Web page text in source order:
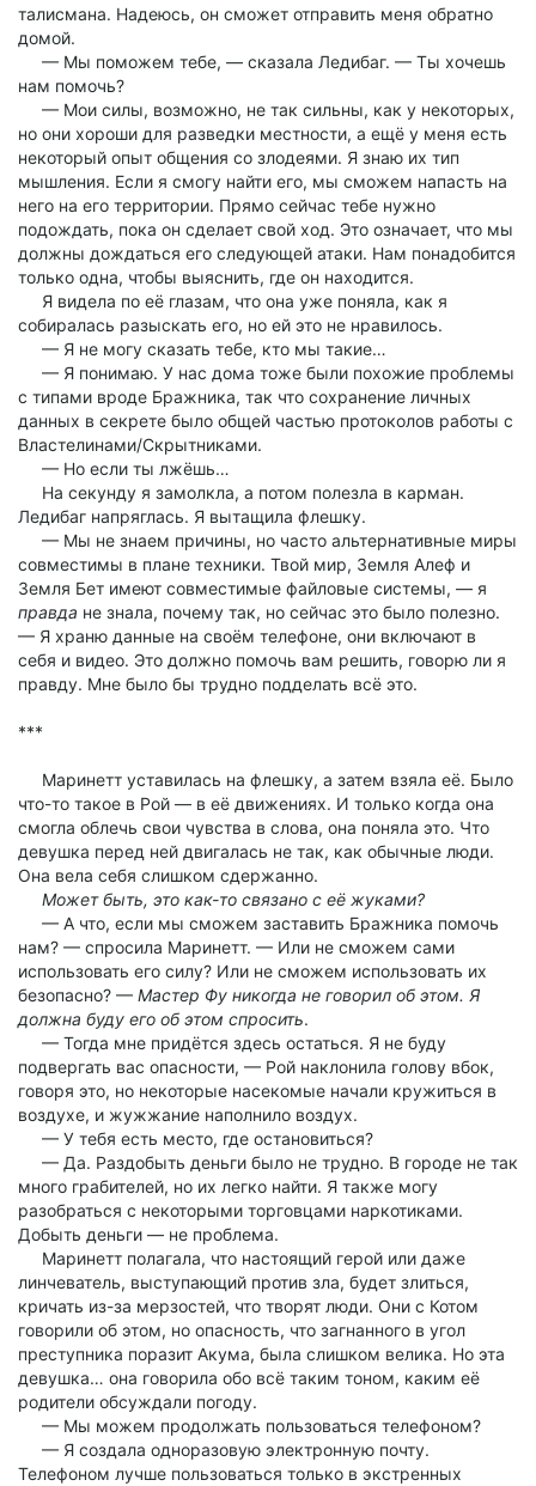
талисмана. Надеюсь, он сможет отправить меня обратно
домой.
— Мы поможем тебе, — сказала Ледибаг. — Ты хочешь
нам помочь?
— Мои силы, возможно, не так сильны, как у некоторых,
но они хороши для разведки местности, а ещё у меня есть
некоторый опыт общения со злодеями. Я знаю их тип
мышления. Если я смогу найти его, мы сможем напасть на
него на его территории. Прямо сейчас тебе нужно
подождать, пока он сделает свой ход. Это означает, что мы
должны дождаться его следующей атаки. Нам понадобится
только одна, чтобы выяснить, где он находится.
Я видела по её глазам, что она уже поняла, как я
собиралась разыскать его, но ей это не нравилось.
— Я не могу сказать тебе, кто мы такие…
— Я понимаю. У нас дома тоже были похожие проблемы
с типами вроде Бражника, так что сохранение личных
данных в секрете было общей частью протоколов работы с
Властелинами/Скрытниками.
— Но если ты лжёшь…
На секунду я замолкла, а потом полезла в карман.
Ледибаг напряглась. Я вытащила флешку.
— Мы не знаем причины, но часто альтернативные миры
совместимы в плане техники. Твой мир, Земля Алеф и
Земля Бет имеют совместимые файловые системы, — я
правда не знала, почему так, но сейчас это было полезно.
— Я храню данные на своём телефоне, они включают в
себя и видео. Это должно помочь вам решить, говорю ли я
правду. Мне было бы трудно подделать всё это.
***
Маринетт уставилась на флешку, а затем взяла её. Было
что-то такое в Рой — в её движениях. И только когда она
смогла облечь свои чувства в слова, она поняла это. Что
девушка перед ней двигалась не так, как обычные люди.
Она вела себя слишком сдержанно.
Может быть, это как-то связано с её жуками?
— А что, если мы сможем заставить Бражника помочь
нам? — спросила Маринетт. — Или не сможем сами
использовать его силу? Или не сможем использовать их
безопасно? — Мастер Фу никогда не говорил об этом. Я
должна буду его об этом спросить.
— Тогда мне придётся здесь остаться. Я не буду
подвергать вас опасности, — Рой наклонила голову вбок,
говоря это, но некоторые насекомые начали кружиться в
воздухе, и жужжание наполнило воздух.
— У тебя есть место, где остановиться?
— Да. Раздобыть деньги было не трудно. В городе не так
много грабителей, но их легко найти. Я также могу
разобраться с некоторыми торговцами наркотиками.
Добыть деньги — не проблема.
Маринетт полагала, что настоящий герой или даже
линчеватель, выступающий против зла, будет злиться,
кричать из-за мерзостей, что творят люди. Они с Котом
говорили об этом, но опасность, что загнанного в угол
преступника поразит Акума, была слишком велика. Но эта
девушка… она говорила обо всё таким тоном, каким её
родители обсуждали погоду.
— Мы можем продолжать пользоваться телефоном?
— Я создала одноразовую электронную почту.
Телефоном лучше пользоваться только в экстренных